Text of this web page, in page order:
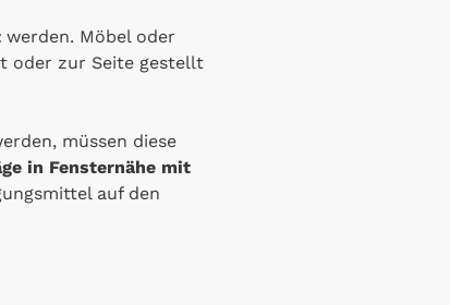
werden. Möbel oder
oder zur Seite gestellt
müssen diese
in Fensternähe mit
auf den